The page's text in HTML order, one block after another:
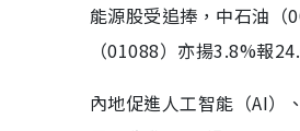
能源股受追捧，中石油（
（01088）亦揚3.8%報
內地促進人工智能（AI）